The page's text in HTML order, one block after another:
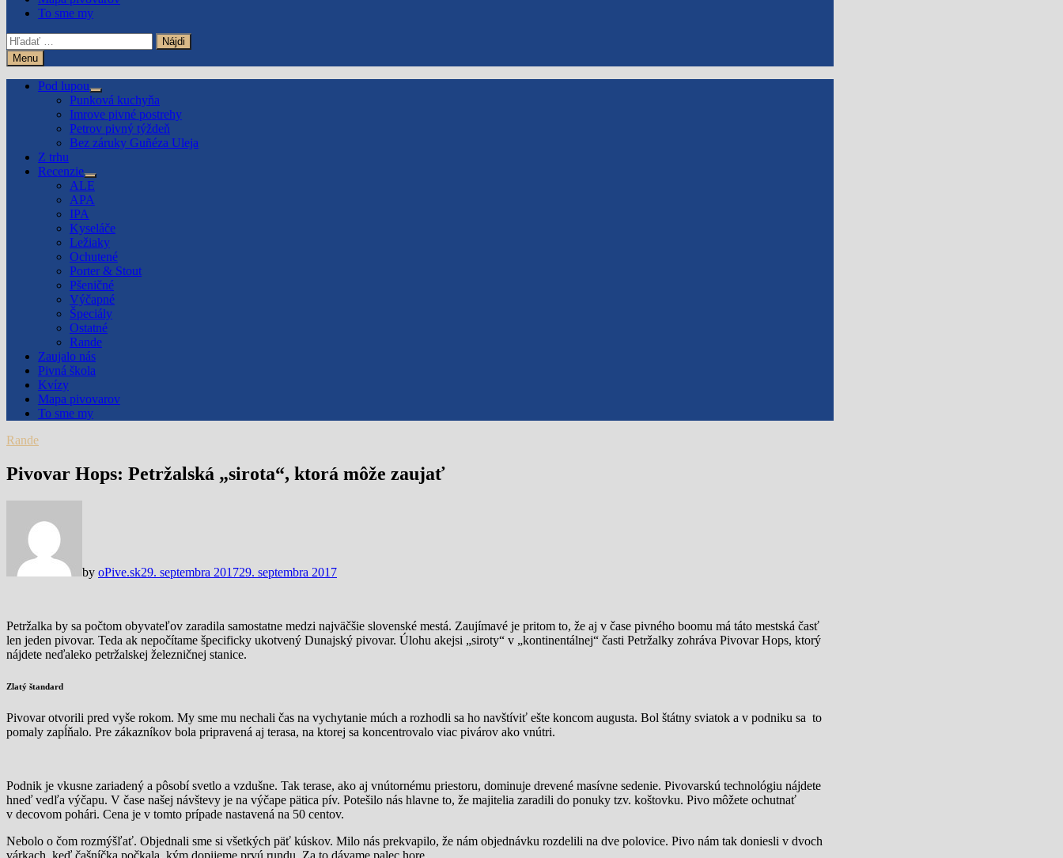
To sme my
Hľadať:
Menu
Pod lupou
Show
sub
menu
Punková kuchyňa
Imrove pivné postrehy
Petrov pivný týždeň
Bez záruky Guñéza Uleja
Z trhu
Recenzie
Show
sub
menu
ALE
APA
IPA
Kyseláče
Ležiaky
Ochutené
Porter & Stout
Pšeničné
Výčapné
Špeciály
Ostatné
Rande
Zaujalo nás
Pivná škola
Kvízy
Mapa pivovarov
To sme my
Rande
Pivovar Hops: Petržalská „sirota“, ktorá môže zaujať
by oPive.sk29. septembra 201729. septembra 2017
Petržalka by sa počtom obyvateľov zaradila samostatne medzi najväčšie slovenské mestá. Zaujímavé je pritom to, že aj v čase pivného boomu má táto mestská časť
len jeden pivovar. Teda ak nepočítame špecificky ukotvený Dunajský pivovar. Úlohu akejsi „siroty“ v „kontinentálnej“ časti Petržalky zohráva Pivovar Hops, ktorý
nájdete neďaleko petržalskej železničnej stanice.
Zlatý štandard
Pivovar otvorili pred vyše rokom. My sme mu nechali čas na vychytanie múch a rozhodli sa ho navštíviť ešte koncom augusta. Bol štátny sviatok a v podniku sa to
pomaly zapĺňalo. Pre zákazníkov bola pripravená aj terasa, na ktorej sa koncentrovalo viac pivárov ako vnútri.
Podnik je vkusne zariadený a pôsobí svetlo a vzdušne. Tak terase, ako aj vnútornému priestoru, dominuje drevené masívne sedenie. Pivovarskú technológiu nájdete
hneď vedľa výčapu. V čase našej návštevy je na výčape pätica pív. Potešilo nás hlavne to, že majitelia zaradili do ponuky tzv. koštovku. Pivo môžete ochutnať
v decovom pohári. Cena je v tomto prípade nastavená na 50 centov.
Nebolo o čom rozmýšľať. Objednali sme si všetkých päť kúskov. Milo nás prekvapilo, že nám objednávku rozdelili na dve polovice. Pivo nám tak doniesli v dvoch
várkach, keď čašníčka počkala, kým dopijeme prvú rundu. Za to dávame palec hore.